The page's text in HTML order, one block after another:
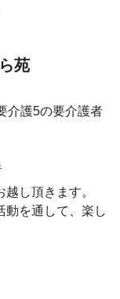
苑
介護5の要介護者
し頂きます。
動を通して、楽し